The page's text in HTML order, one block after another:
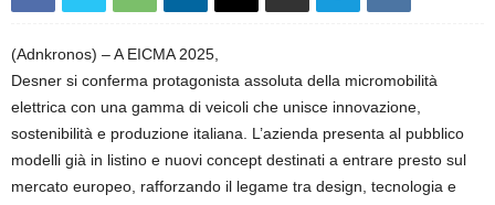
(Adnkronos) – A EICMA 2025,
Desner si conferma protagonista assoluta della micromobilità
elettrica con una gamma di veicoli che unisce innovazione,
sostenibilità e produzione italiana. L’azienda presenta al pubblico
modelli già in listino e nuovi concept destinati a entrare presto sul
mercato europeo, rafforzando il legame tra design, tecnologia e